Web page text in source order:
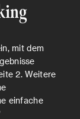
mit dem
2. Weitere
einfache